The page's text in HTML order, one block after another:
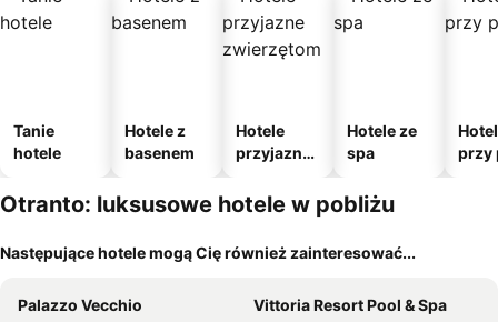
Tanie
hotele
Hotele z
basenem
Hotele
przyjazne
m
Hotele ze
spa
przy
Otranto: luksusowe hotele w pobliżu
Następujące hotele mogą Cię również zainteresować...
Palazzo Vecchio
Vittoria Resort Pool & Spa